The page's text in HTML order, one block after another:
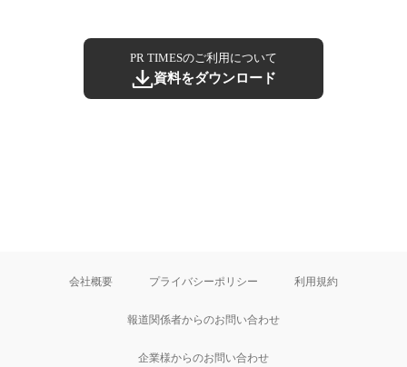
PR TIMESのご利用について
資料をダウンロード
会社概要 プライバシーポリシー 利用規約
報道関係者からのお問い合わせ
企業様からのお問い合わせ